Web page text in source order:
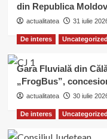
din Republica
actualitatea 31 iulie
De interes Uncategorized
Gara Fluvială din
„FrogBus”,
actualitatea 30 iulie
De interes Uncategorized